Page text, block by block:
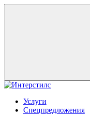
Услуги
Спецпредложения